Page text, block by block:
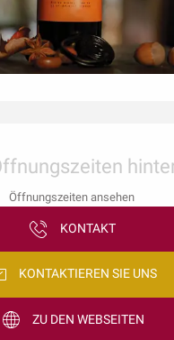
Öffnungszeiten ansehen
KONTAKT
KONTAKTIEREN SIE UNS
ZU DEN WEBSEITEN